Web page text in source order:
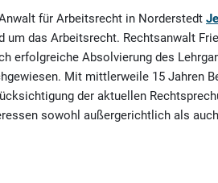
für Arbeitsrecht in Norderstedt
um das Arbeitsrecht. Rechtsanwalt
erfolgreiche Absolvierung des
Mit mittlerweile 15 Jahren
der aktuellen
sowohl außergerichtlich als